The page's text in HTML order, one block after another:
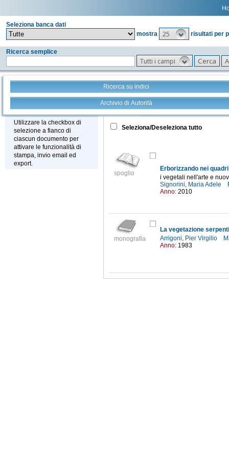
Seleziona banca dati
mostra
25 risultati per
Ricerca semplice
Tutti i campi
Ricerca su indici
Archivio di Autorità
Stampa - Email - Export
Utilizzare la checkbox di
selezione a fianco di
ciascun documento per
attivare le funzionalità di
stampa, invio email ed
export.
Tutto +
Seleziona/Deseleziona tutto
spoglio
Erborizzando nei
i vegetali nell'arte e
Signorini, Maria Adele
Anno: 2010
monografia Arrigoni, Pier Virgilio
Anno: 1983